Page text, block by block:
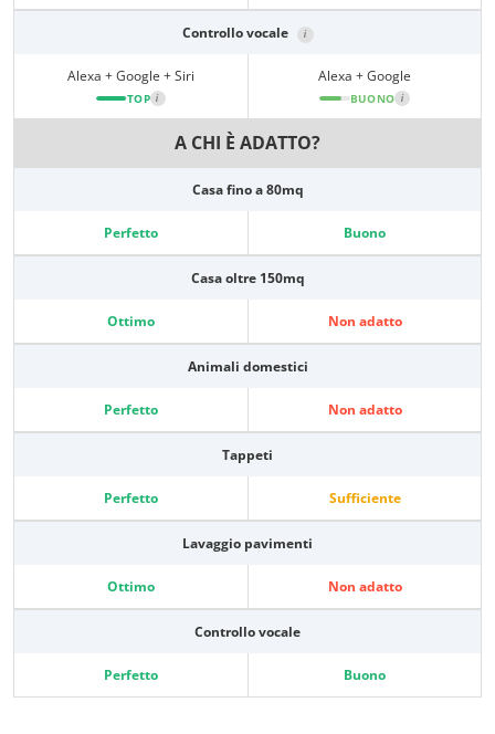
Controllo vocale i
Alexa + Google + Siri
TOP i
Alexa + Google
BUONO i
A CHI È ADATTO?
Casa fino a 80mq
Perfetto Buono
Casa oltre 150mq
Ottimo Non adatto
Animali domestici
Perfetto Non adatto
Tappeti
Perfetto Sufficiente
Lavaggio pavimenti
Ottimo Non adatto
Controllo vocale
Perfetto Buono